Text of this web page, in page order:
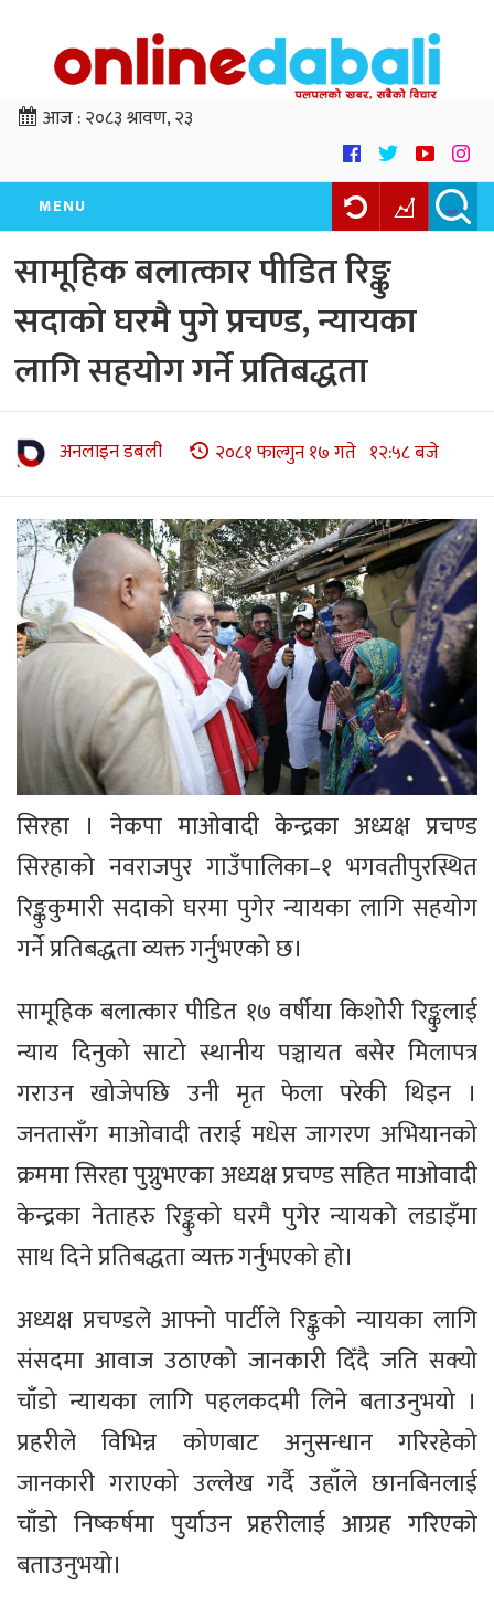
आज :२०८३ श्रावण, २३
MENU
सामूहिक बलात्कार पीडित रिङ्कु
सदाको घरमै पुगे प्रचण्ड, न्यायका
लागि सहयोग गर्ने प्रतिबद्धता
अनलाइन डबली २०८१ फाल्गुन १७ गते १२:५८ बजे
सिरहा । नेकपा माओवादी केन्द्रका अध्यक्ष प्रचण्ड
सिरहाको नवराजपुर गाउँपालिका–१ भगवतीपुरस्थित
रिङ्कुकुमारी सदाको घरमा पुगेर न्यायका लागि सहयोग
गर्ने प्रतिबद्धता व्यक्त गर्नुभएको छ।
सामूहिक बलात्कार पीडित १७ वर्षीया किशोरी रिङ्कुलाई
न्याय दिनुको साटो स्थानीय पञ्चायत बसेर मिलापत्र
गराउन खोजेपछि उनी मृत फेला परेकी थिइन ।
जनतासँग माओवादी तराई मधेस जागरण अभियानको
क्रममा सिरहा पुग्नुभएका अध्यक्ष प्रचण्ड सहित माओवादी
केन्द्रका नेताहरु रिङ्कुको घरमै पुगेर न्यायको लडाइँमा
साथ दिने प्रतिबद्धता व्यक्त गर्नुभएको हो।
अध्यक्ष प्रचण्डले आफ्नो पार्टीले रिङ्कुको न्यायका लागि
संसदमा आवाज उठाएको जानकारी दिँदै जति सक्यो
चाँडो न्यायका लागि पहलकदमी लिने बताउनुभयो ।
प्रहरीले विभिन्न कोणबाट अनुसन्धान गरिरहेको
जानकारी गराएको उल्लेख गर्दै उहाँले छानबिनलाई
चाँडो निष्कर्षमा पुर्याउन प्रहरीलाई आग्रह गरिएको
बताउनुभयो।